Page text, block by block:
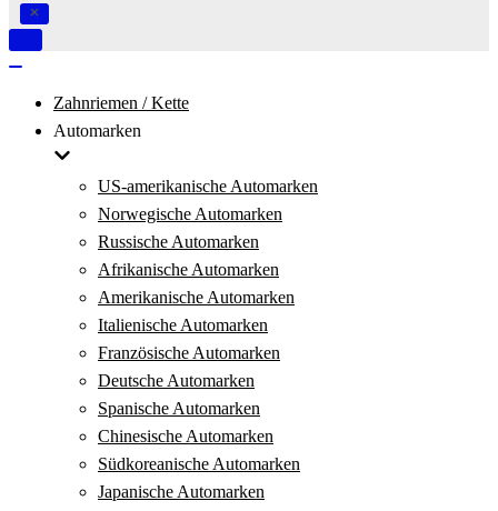
Navigation
Zahnriemen / Kette
Automarken
US-amerikanische Automarken
Norwegische Automarken
Russische Automarken
Afrikanische Automarken
Amerikanische Automarken
Italienische Automarken
Französische Automarken
Deutsche Automarken
Spanische Automarken
Chinesische Automarken
Südkoreanische Automarken
Japanische Automarken